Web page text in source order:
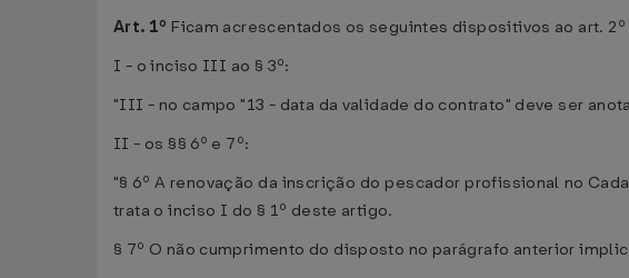
Art. 1º Ficam acrescentados os seguintes dispositivos ao art. 2º
I - o inciso III ao § 3º:
"III - no campo "13 - data da validade do contrato" deve ser
II - os §§ 6º e 7º:
"§ 6º A renovação da inscrição do pescador profissional no
trata o inciso I do § 1º deste artigo.
§ 7º O não cumprimento do disposto no parágrafo anterior